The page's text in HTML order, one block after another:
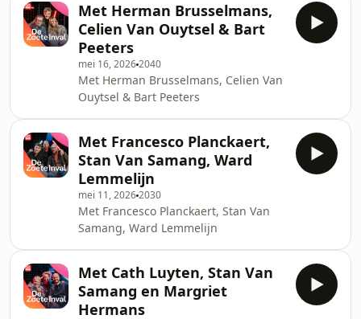
een IKEA-kast in elkaar gestoken? En
waarom houdt Imke Courtois niet van
bowlen?
Met Herman Brusselmans,
Celien Van Ouytsel & Bart
Peeters
mei 16, 20262040
Met Herman Brusselmans, Celien Van
Ouytsel & Bart Peeters
Met Francesco Planckaert,
Stan Van Samang, Ward
Lemmelijn
mei 11, 20262030
Met Francesco Planckaert, Stan Van
Samang, Ward Lemmelijn
Met Cath Luyten, Stan Van
Samang en Margriet
Hermans